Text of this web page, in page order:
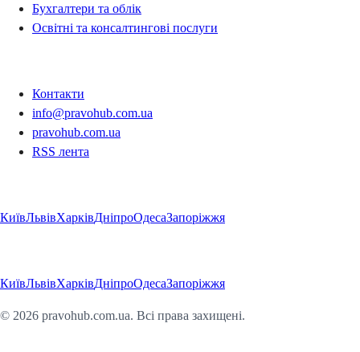
Бухгалтери та облік
Освітні та консалтингові послуги
Контакти
info@pravohub.com.ua
pravohub.com.ua
RSS лента
КиївЛьвівХарківДніпроОдесаЗапоріжжя
КиївЛьвівХарківДніпроОдесаЗапоріжжя
© 2026 pravohub.com.ua. Всі права захищені.